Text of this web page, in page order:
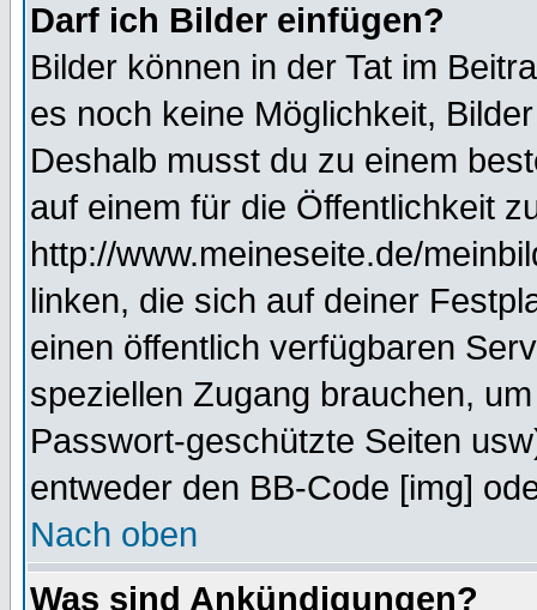
Darf ich Bilder einfügen?
Bilder können in der Tat im
es noch keine Möglichkeit,
Deshalb musst du zu einem
auf einem für die Öffentlichkeit
http://www.meineseite.de/
linken, die sich auf deiner
einen öffentlich verfügbaren
speziellen Zugang brauchen,
Passwort-geschützte Seiten
entweder den BB-Code [img]
Nach oben
Was sind Ankündigungen?